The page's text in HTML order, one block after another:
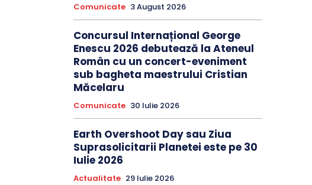
Comunicate 3 August 2026
Concursul Internațional George
Enescu 2026 debutează la Ateneul
Român cu un concert-eveniment
sub bagheta maestrului Cristian
Măcelaru
Comunicate 30 Iulie 2026
Earth Overshoot Day sau Ziua
Suprasolicitarii Planetei este pe 30
Iulie 2026
Actualitate 29 Iulie 2026